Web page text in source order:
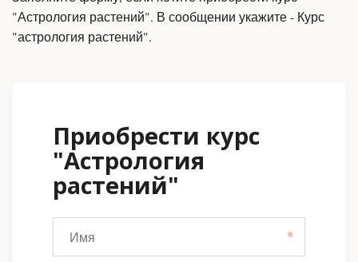
"Астрология растений". В сообщении укажите - Курс
"астрология растений".
Приобрести курс
"Астрология
растений"
*